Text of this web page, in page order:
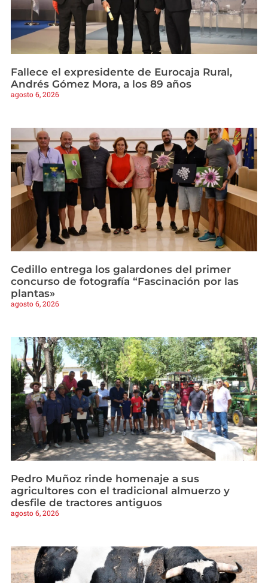
Fallece el expresidente de Eurocaja Rural,
Andrés Gómez Mora, a los 89 años
agosto 6, 2026
Cedillo entrega los galardones del primer
concurso de fotografía “Fascinación por las
plantas»
agosto 6, 2026
Pedro Muñoz rinde homenaje a sus
agricultores con el tradicional almuerzo y
desfile de tractores antiguos
agosto 6, 2026